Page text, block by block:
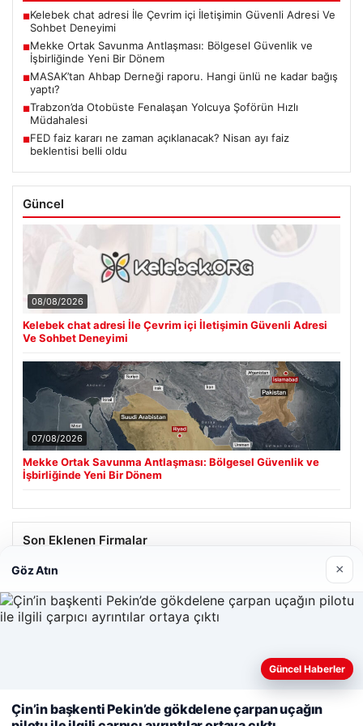
■Kelebek chat adresi İle Çevrim içi İletişimin Güvenli Adresi Ve
Sohbet Deneyimi
■Mekke Ortak Savunma Antlaşması: Bölgesel Güvenlik ve
İşbirliğinde Yeni Bir Dönem
■MASAK’tan Ahbap Derneği raporu. Hangi ünlü ne kadar bağış
yaptı?
■Trabzon’da Otobüste Fenalaşan Yolcuya Şoförün Hızlı
Müdahalesi
■FED faiz kararı ne zaman açıklanacak? Nisan ayı faiz
beklentisi belli oldu
Güncel
08/08/2026
Kelebek chat adresi İle Çevrim içi İletişimin Güvenli Adresi
Ve Sohbet Deneyimi
07/08/2026
Mekke Ortak Savunma Antlaşması: Bölgesel Güvenlik ve
İşbirliğinde Yeni Bir Dönem
Son Eklenen Firmalar
Hastaş Beton
26/05/2026
Web sitemizi nasıl kullandığınızı daha iyi anlayabilmek,
kullanıyoruz.Çerez Politikamız
Göz Atın ×
Güncel Haberler
Çin’in başkenti Pekin’de gökdelene çarpan uçağın